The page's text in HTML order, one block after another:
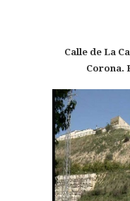
Calle de La
Corona.